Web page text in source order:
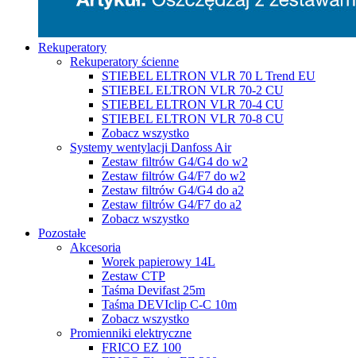
Rekuperatory
Rekuperatory ścienne
STIEBEL ELTRON VLR 70 L Trend EU
STIEBEL ELTRON VLR 70-2 CU
STIEBEL ELTRON VLR 70-4 CU
STIEBEL ELTRON VLR 70-8 CU
Zobacz wszystko
Systemy wentylacji Danfoss Air
Zestaw filtrów G4/G4 do w2
Zestaw filtrów G4/F7 do w2
Zestaw filtrów G4/G4 do a2
Zestaw filtrów G4/F7 do a2
Zobacz wszystko
Pozostałe
Akcesoria
Worek papierowy 14L
Zestaw CTP
Taśma Devifast 25m
Taśma DEVIclip C-C 10m
Zobacz wszystko
Promienniki elektryczne
FRICO EZ 100